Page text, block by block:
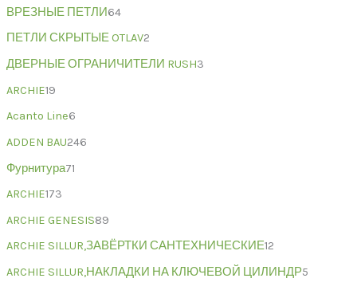
ВРЕЗНЫЕ ПЕТЛИ64
ПЕТЛИ СКРЫТЫЕ OTLAV2
ДВЕРНЫЕ ОГРАНИЧИТЕЛИ RUSH3
ARCHIE19
Acanto Line6
ADDEN BAU246
Фурнитура71
ARCHIE173
ARCHIE GENESIS89
ARCHIE SILLUR,ЗАВЁРТКИ САНТЕХНИЧЕСКИЕ12
ARCHIE SILLUR,НАКЛАДКИ НА КЛЮЧЕВОЙ ЦИЛИНДР5